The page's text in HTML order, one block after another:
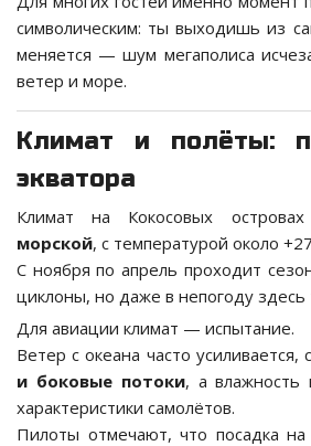
символическим: ты выходишь из
меняется — шум мегаполиса
ветер и море.
Климат и полёты:
экватора
Климат на Кокосовых
морской, с температурой около
С ноября по апрель проходит
циклоны, но даже в непогоду здесь
Для авиации климат — испытание.
Ветер с океана часто усиливается,
и боковые потоки, а влажность
характеристики самолётов.
Пилоты отмечают, что посадка